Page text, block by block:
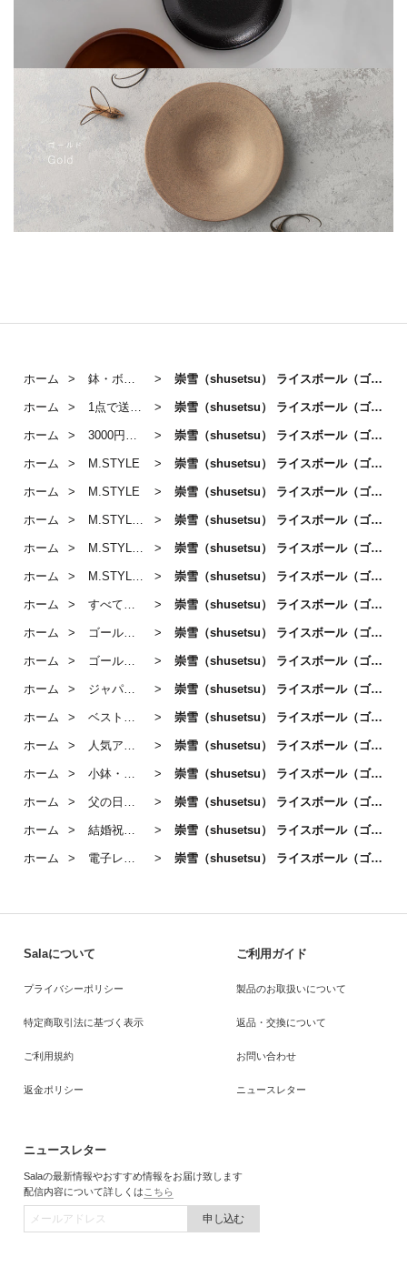
ホーム 鉢・ボール 崇雪（shusetsu） ライスボール（ゴールド）
ホーム 1点で送料無料対象アイテム 崇雪（shusetsu） ライスボール（ゴールド）
ホーム 3000円～5000円のうつわ 崇雪（shusetsu） ライスボール（ゴールド）
ホーム M.STYLE 崇雪（shusetsu） ライスボール（ゴールド）
ホーム M.STYLE 崇雪（shusetsu） ライスボール（ゴールド）
ホーム M.STYLE「崇雪」 崇雪（shusetsu） ライスボール（ゴールド）
ホーム M.STYLE「崇雪」 / 鉢・ボール 崇雪（shusetsu） ライスボール（ゴールド）
ホーム M.STYLE／ボール 崇雪（shusetsu） ライスボール（ゴールド）
ホーム すべての商品 崇雪（shusetsu） ライスボール（ゴールド）
ホーム ゴールドのうつわ・カトラリー 崇雪（shusetsu） ライスボール（ゴールド）
ホーム ゴールドの小物 崇雪（shusetsu） ライスボール（ゴールド）
ホーム ジャパニーズモダン 崇雪（shusetsu） ライスボール（ゴールド）
ホーム ベストセラー 2025 崇雪（shusetsu） ライスボール（ゴールド）
ホーム 人気アイテム 崇雪（shusetsu） ライスボール（ゴールド）
ホーム 小鉢・碗｜Small Bowl 崇雪（shusetsu） ライスボール（ゴールド）
ホーム 父の日におすすめのうつわ 崇雪（shusetsu） ライスボール（ゴールド）
ホーム 結婚祝いにおすすめのうつわ 崇雪（shusetsu） ライスボール（ゴールド）
ホーム 電子レンジ・食洗器OKのうつわ 崇雪（shusetsu） ライスボール（ゴールド）
Salaについて
プライバシーポリシー
特定商取引法に基づく表示
ご利用規約
返金ポリシー
ご利用ガイド
製品のお取扱いについて
返品・交換について
お問い合わせ
ニュースレター
ニュースレター
Salaの最新情報やおすすめ情報をお届け致します
配信内容について詳しくは こちら
申し込む